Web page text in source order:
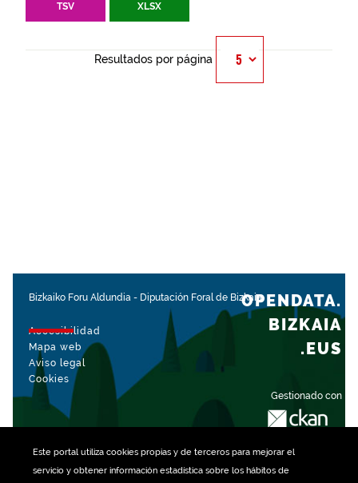
Este portal utiliza cookiespropias y de terceros para mejorar el
servicio y obtener información estadística sobre los hábitos de
TSV XLSX
Resultados por página
Bizkaiko Foru Aldundia - Diputación Foral de Bizkaia
Accesibilidad
Mapa web
Aviso legal
Cookies
Gestionado con
OPENDATA.
BIZKAIA
.EUS